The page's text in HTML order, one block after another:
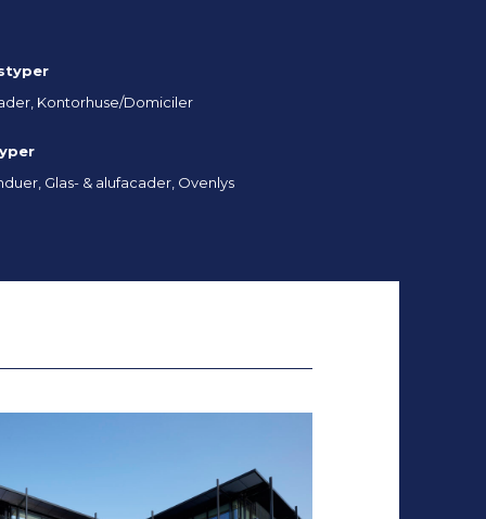
Kontorhuse/Domiciler
Glas- & alufacader, Ovenlys